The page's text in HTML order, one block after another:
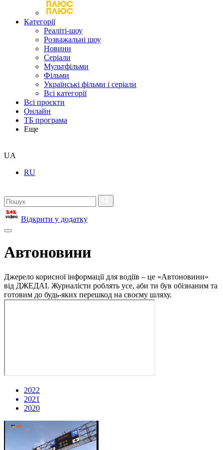
Категорії
Реаліті-шоу
Розважальні шоу
Новини
Серіали
Мультфільми
Фільми
Українські фільми і серіали
Всі категорії
Всі проєкти
Онлайн
ТБ програма
Еще
UA
RU
Відкрити у додатку
Автоновини
Джерело корисної інформації для водіїв – це «Автоновини»
від ДЖЕДАІ. Журналісти роблять усе, аби ти був обізнаним та
готовим до будь-яких перешкод на своєму шляху.
2022
2021
2020